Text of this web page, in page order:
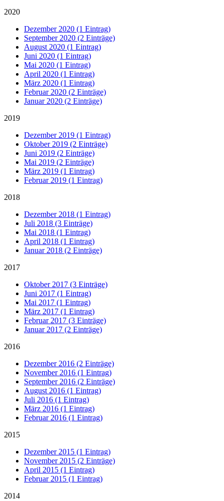
2020
Dezember 2020 (1 Eintrag)
September 2020 (2 Einträge)
August 2020 (1 Eintrag)
Juni 2020 (1 Eintrag)
Mai 2020 (1 Eintrag)
April 2020 (1 Eintrag)
März 2020 (1 Eintrag)
Februar 2020 (2 Einträge)
Januar 2020 (2 Einträge)
2019
Dezember 2019 (1 Eintrag)
Oktober 2019 (2 Einträge)
Juni 2019 (2 Einträge)
Mai 2019 (2 Einträge)
März 2019 (1 Eintrag)
Februar 2019 (1 Eintrag)
2018
Dezember 2018 (1 Eintrag)
Juli 2018 (3 Einträge)
Mai 2018 (1 Eintrag)
April 2018 (1 Eintrag)
Januar 2018 (2 Einträge)
2017
Oktober 2017 (3 Einträge)
Juni 2017 (1 Eintrag)
Mai 2017 (1 Eintrag)
März 2017 (1 Eintrag)
Februar 2017 (3 Einträge)
Januar 2017 (2 Einträge)
2016
Dezember 2016 (2 Einträge)
November 2016 (1 Eintrag)
September 2016 (2 Einträge)
August 2016 (1 Eintrag)
Juli 2016 (1 Eintrag)
März 2016 (1 Eintrag)
Februar 2016 (1 Eintrag)
2015
Dezember 2015 (1 Eintrag)
November 2015 (2 Einträge)
April 2015 (1 Eintrag)
Februar 2015 (1 Eintrag)
2014